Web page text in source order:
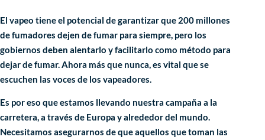
El vapeo tiene el potencial de garantizar que 200 millones
de fumadores dejen de fumar para siempre, pero los
gobiernos deben alentarlo y facilitarlo como método para
dejar de fumar. Ahora más que nunca, es vital que se
escuchen las voces de los vapeadores.
Es por eso que estamos llevando nuestra campaña a la
carretera, a través de Europa y alrededor del mundo.
Necesitamos asegurarnos de que aquellos que toman las